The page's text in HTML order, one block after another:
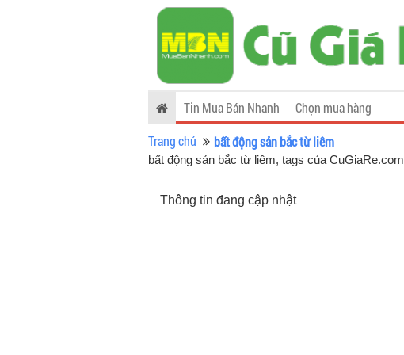
Tin Mua Bán Nhanh
Chọn mua hàng
Trang chủ
bất động sản bắc từ liêm
bất động sản bắc từ liêm, tags của CuGiaRe.com
Thông tin đang cập nhật